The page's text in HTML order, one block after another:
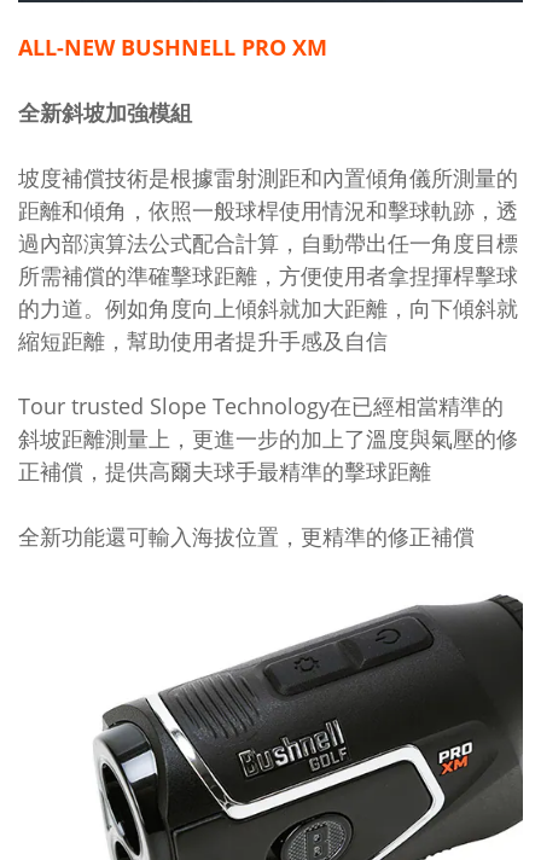
ALL-NEW BUSHNELL PRO XM
全新斜坡加強模組
坡度補償技術是根據雷射測距和內置傾角儀所測量的
距離和傾角，依照一般球桿使用情況和擊球軌跡，透
過內部演算法公式配合計算，自動帶出任一角度目標
所需補償的準確擊球距離，方便使用者拿捏揮桿擊球
的力道。例如角度向上傾斜就加大距離，向下傾斜就
縮短距離，幫助使用者提升手感及自信
Tour trusted Slope Technology在已經相當精準的
斜坡距離測量上，更進一步的加上了溫度與氣壓的修
正補償，提供高爾夫球手最精準的擊球距離
全新功能還可輸入海拔位置，更精準的修正補償